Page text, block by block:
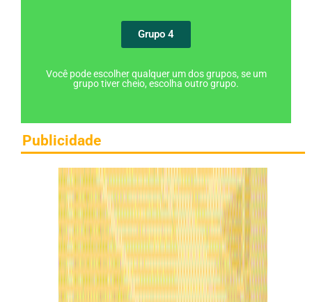
Grupo 4
Você pode escolher qualquer um dos grupos, se um
grupo tiver cheio, escolha outro grupo.
Publicidade